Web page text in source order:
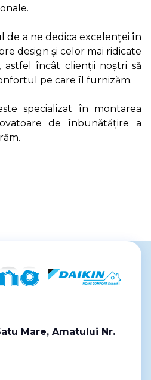
de a ne dedica excelenţei în
design şi celor mai ridicate
astfel încât clienţii noştri să
pe care îl furnizăm.
specializat în montarea
de înbunătățire a
Mare, Amatului Nr.